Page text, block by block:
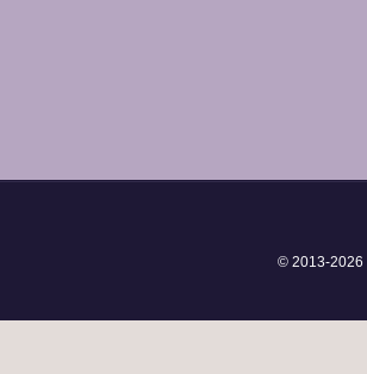
© 2013-2026